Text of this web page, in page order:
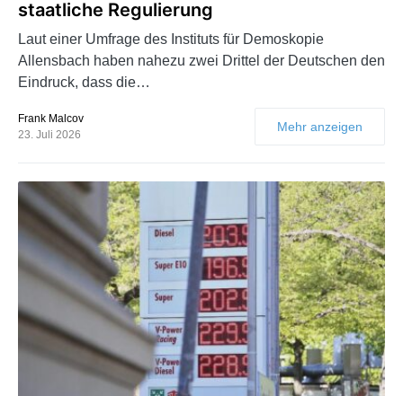
staatliche Regulierung
Laut einer Umfrage des Instituts für Demoskopie
Allensbach haben nahezu zwei Drittel der Deutschen den
Eindruck, dass die…
Frank Malcov
23. Juli 2026
Mehr anzeigen